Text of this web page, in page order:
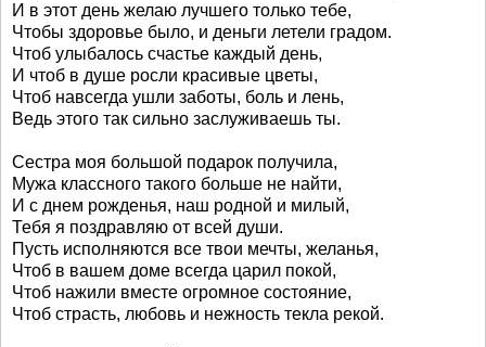
И в этот день желаю лучшего только тебе,
Чтобы здоровье было, и деньги летели градом.
Чтоб улыбалось счастье каждый день,
И чтоб в душе росли красивые цветы,
Чтоб навсегда ушли заботы, боль и лень,
Ведь этого так сильно заслуживаешь ты.
Сестра моя большой подарок получила,
Мужа классного такого больше не найти,
И с днем рожденья, наш родной и милый,
Тебя я поздравляю от всей души.
Пусть исполняются все твои мечты, желанья,
Чтоб в вашем доме всегда царил покой,
Чтоб нажили вместе огромное состояние,
Чтоб страсть, любовь и нежность текла рекой.